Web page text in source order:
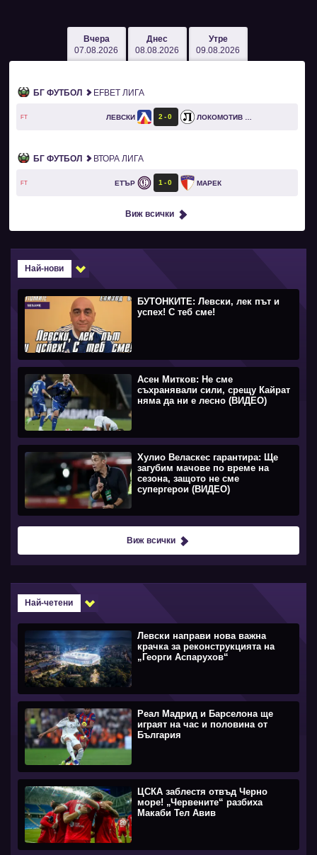
Вчера
07.08.2026
Днес
08.08.2026
Утре
09.08.2026
БГ ФУТБОЛ EFBET ЛИГА
FT ЛЕВСКИ 2 0
БГ ФУТБОЛ ВТОРА ЛИГА
FT ЕТЪР 1 0 МАРЕК
Виж всички
Най-нови
БУТОНКИТЕ: Левски, лек път и
успех! С теб сме!
Асен Митков: Не сме
съхранявали сили, срещу Кайрат
няма да ни е лесно (ВИДЕО)
Хулио Веласкес гарантира: Ще
загубим мачове по време на
сезона, защото не сме
супергерои (ВИДЕО)
Виж всички
Най-четени
Левски направи нова важна
крачка за реконструкцията на
„Георги Аспарухов“
Реал Мадрид и Барселона ще
играят на час и половина от
България
ЦСКА заблестя отвъд Черно
море! „Червените“ разбиха
Макаби Тел Авив